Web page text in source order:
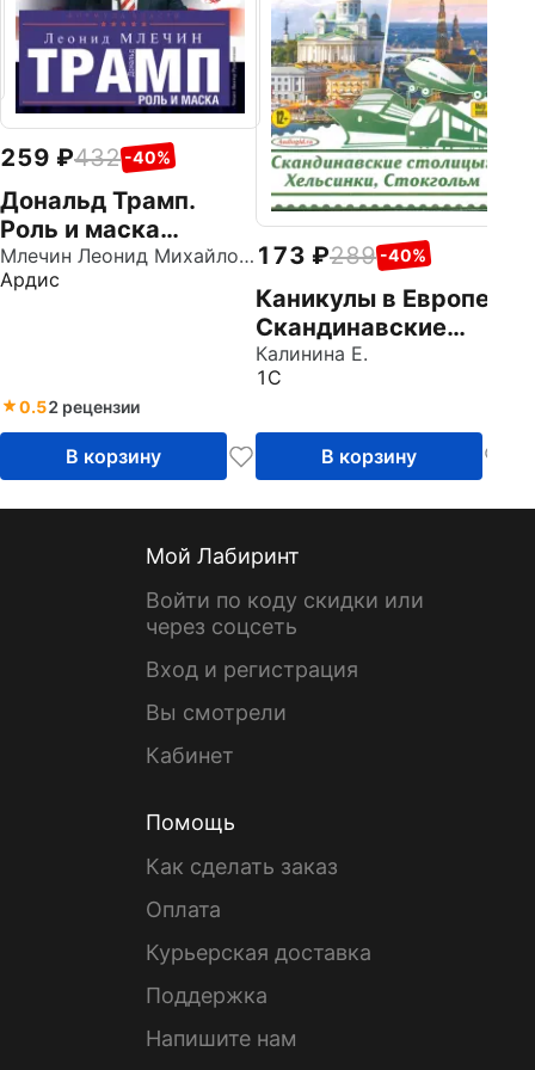
259 432 -40%
Дональд Трамп.
Роль и маска
(CDmp3)
Млечин Леонид Михайлович
Ардис
0.52 рецензии
В корзину
173 289 -40%
Каникулы в Европе.
Скандинавские
столицы: Хельсинки,
Стокгольм (CDmp3)
Калинина Е.
1С
В корзину
Мой Лабиринт
Войти по коду скидки или
через соцсеть
Вход и регистрация
Вы смотрели
Кабинет
Помощь
Как сделать заказ
Оплата
Курьерская доставка
Поддержка
Напишите нам